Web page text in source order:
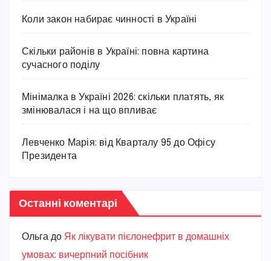
Коли закон набирає чинності в Україні
Скільки районів в Україні: повна картина
сучасного поділу
Мінімалка в Україні 2026: скільки платять, як
змінювалася і на що впливає
Левченко Марія: від Кварталу 95 до Офісу
Президента
Останні коментарі
Ольга до Як лікувати пієлонефрит в домашніх
умовах: вичерпний посібник